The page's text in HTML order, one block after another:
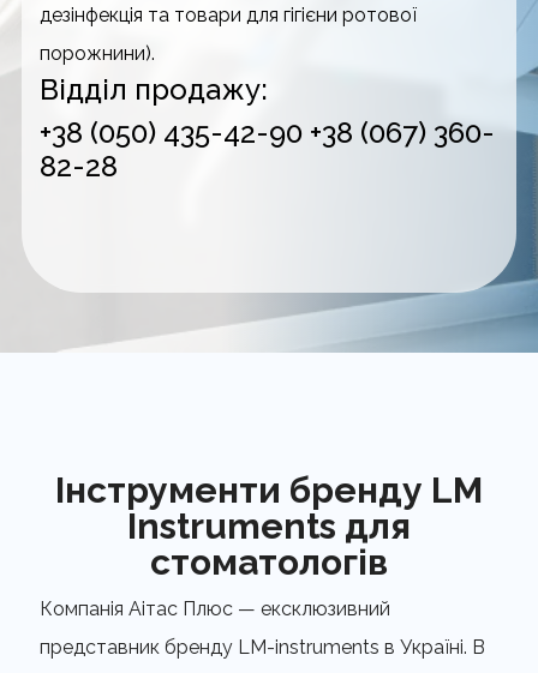
дезінфекція та товари для гігієни ротової
порожнини).
Відділ продажу:
+38 (050) 435-42-90 +38 (067) 360-
82-28
Інструменти бренду LM
Instruments для
стоматологів
Компанія Аітас Плюс — ексклюзивний
представник бренду LM-instruments в Україні. В